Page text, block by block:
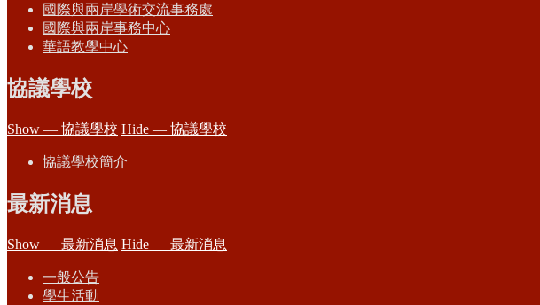
國際與兩岸學術交流事務處
國際與兩岸事務中心
華語教學中心
協議學校
Show — 協議學校 Hide — 協議學校
協議學校簡介
最新消息
Show — 最新消息 Hide — 最新消息
一般公告
學生活動